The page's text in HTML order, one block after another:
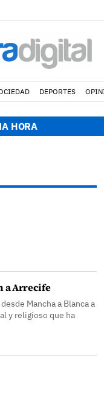
DEPORTES
HORAEugenio por
a Arrecife
Mancha a Blanca a
y religioso que ha